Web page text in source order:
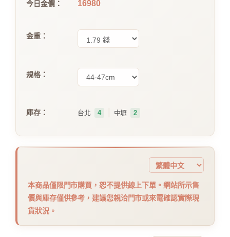
今日金價： 16980
金重：
規格：
庫存： 台北 4 中壢 2
本商品僅限門市購買，恕不提供線上下單。網站所示售
價與庫存僅供參考，建議您親洽門市或來電確認實際現
貨狀況。